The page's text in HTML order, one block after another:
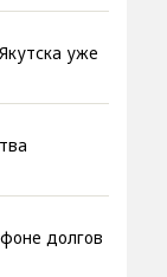
уже
долгов